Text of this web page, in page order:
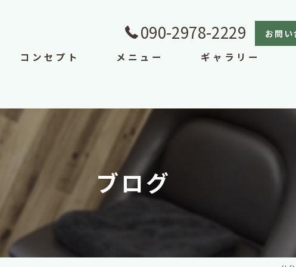
090-2978-2229 お問い
コンセプト メニュー ギャラリー
ブログ